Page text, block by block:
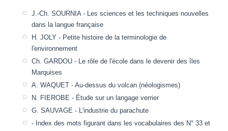
J.-Ch. SOURNIA - Les sciences et les techniques nouvelles
dans la langue française
H. JOLY - Petite histoire de la terminologie de
l'environnement
Ch. GARDOU - Le rôle de l'école dans le devenir des îles
Marquises
A. WAQUET - Au-dessus du volcan (néologismes)
N. FIEROBE - Étude sur un langage verrier
G. SAUVAGE - L'industrie du parachute
- Index des mots figurant dans les vocabulaires des N° 33 et